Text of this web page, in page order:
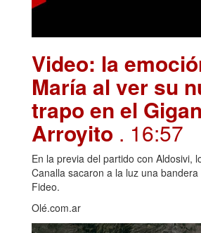
Video: la
María al ver su
trapo en el
Arroyito . 16:57
En la previa del partido con Aldosivi,
Canalla sacaron a la luz una
Fideo.
Olé.com.ar